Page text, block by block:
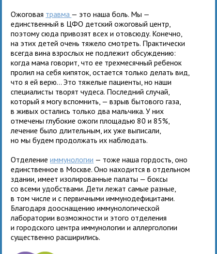
Ожоговая травма — это наша боль. Мы —
единственный в ЦФО детский ожоговый центр,
поэтому сюда привозят всех и отовсюду. Конечно,
на этих детей очень тяжело смотреть. Практически
всегда вина взрослых не подлежит обсуждению:
когда мама говорит, что ее трехмесячный ребенок
пролил на себя кипяток, остается только делать вид,
что я ей верю... Это тяжелые пациенты, но наши
специалисты творят чудеса. Последний случай,
который я могу вспомнить, — взрыв бытового газа,
в живых остались только два мальчика. У них
отмечены глубокие ожоги площадью 80 и 85%,
лечение было длительным, их уже выписали,
но мы будем продолжать их наблюдать.
Отделениеиммунологии — тоже наша гордость, оно
единственное в Москве. Оно находится в отдельном
здании, имеет изолированные палаты — боксы
со всеми удобствами. Дети лежат самые разные,
в том числе и с первичными иммунодефицитами.
Благодаря дооснащению иммунологической
лаборатории возможности и этого отделения
и городского центра иммунологии и аллергологии
существенно расширились.